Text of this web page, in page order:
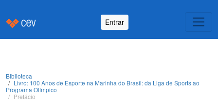
Entrar
Biblioteca
Livro: 100 Anos de Esporte na Marinha do Brasil: da Liga de Sports ao
Programa Olímpico
Prefácio